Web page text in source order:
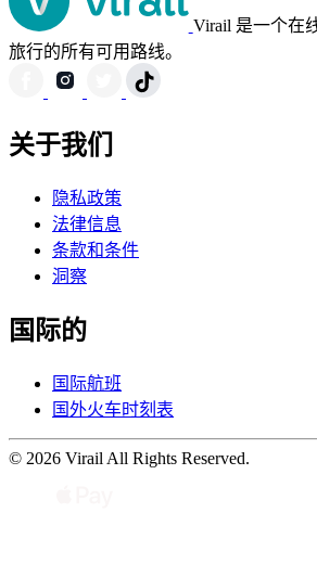
Virail 是一个在
旅行的所有可用路线。
关于我们
隐私政策
法律信息
条款和条件
洞察
国际的
国际航班
国外火车时刻表
© 2026 Virail All Rights Reserved.